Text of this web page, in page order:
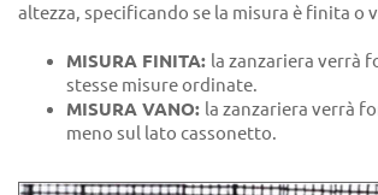
altezza, specificando se la misura è finita o
MISURA FINITA: la zanzariera verrà
stesse misure ordinate.
MISURA VANO: la zanzariera verrà
meno sul lato cassonetto.